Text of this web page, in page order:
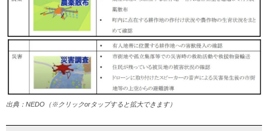
出典：NEDO（※クリックorタップすると拡大できます）